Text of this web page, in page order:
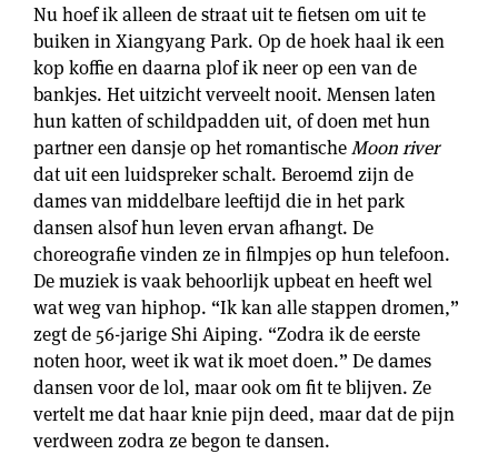
Nu hoef ik alleen de straat uit te fietsen om uit te
buiken in Xiangyang Park. Op de hoek haal ik een
kop koffie en daarna plof ik neer op een van de
bankjes. Het uitzicht verveelt nooit. Mensen laten
hun katten of schildpadden uit, of doen met hun
partner een dansje op het romantischeMoon river
dat uit een luidspreker schalt. Beroemd zijn de
dames van middelbare leeftijd die in het park
dansen alsof hun leven ervan afhangt. De
choreografie vinden ze in filmpjes op hun telefoon.
De muziek is vaak behoorlijk upbeat en heeft wel
wat weg van hiphop. “Ik kan alle stappen dromen,”
zegt de 56-jarige Shi Aiping. “Zodra ik de eerste
noten hoor, weet ik wat ik moet doen.” De dames
dansen voor de lol, maar ook om fit te blijven. Ze
vertelt me ​​dat haar knie pijn deed, maar dat de pijn
verdween zodra ze begon te dansen.